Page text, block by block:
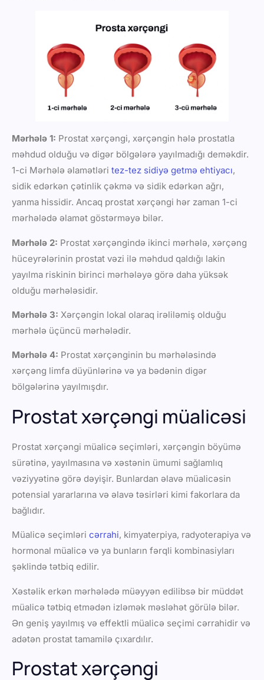
Mərhələ 1: Prostat xərçəngi, xərçəngin hələ prostatla
məhdud olduğu və digər bölgələrə yayılmadığı deməkdir.
1-ci Mərhələ əlamətləri tez-tez sidiyə getmə ehtiyacı,
sidik edərkən çətinlik çəkmə və sidik edərkən ağrı,
yanma hissidir. Ancaq prostat xərçəngi hər zaman 1-ci
mərhələdə əlamət göstərməyə bilər.
Mərhələ 2: Prostat xərçəngində ikinci mərhələ, xərçəng
hüceyrələrinin prostat vəzi ilə məhdud qaldığı lakin
yayılma riskinin birinci mərhələyə görə daha yüksək
olduğu mərhələsidir.
Mərhələ 3: Xərçəngin lokal olaraq irəliləmiş olduğu
mərhələ üçüncü mərhələdir.
Mərhələ 4: Prostat xərçənginin bu mərhələsində
xərçəng limfa düyünlərinə və ya bədənin digər
bölgələrinə yayılmışdır.
Prostat xərçəngi müalicəsi
Prostat xərçəngi müalicə seçimləri, xərçəngin böyümə
sürətinə, yayılmasına və xəstənin ümumi sağlamlıq
vəziyyətinə görə dəyişir. Bunlardan əlavə müalicəsin
potensial yararlarına və əlavə təsirləri kimi fakorlara da
bağlıdır.
Müalicə seçimləri cərrahi, kimyaterpiya, radyoterapiya və
hormonal müalicə və ya bunların fərqli kombinasiyları
şəklində tətbiq edilir.
Xəstəlik erkən mərhələdə müəyyən edilibsə bir müddət
müalicə tətbiq etmədən izləmək məsləhət görülə bilər.
Ən geniş yayılmış və effektli müalicə seçimi cərrahidir və
adətən prostat tamamilə çıxardılır.
Prostat xərçəngi